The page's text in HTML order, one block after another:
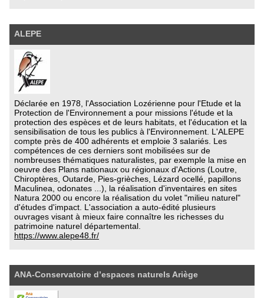
ALEPE
Déclarée en 1978, l'Association Lozérienne pour l'Etude et la
Protection de l'Environnement a pour missions l'étude et la
protection des espèces et de leurs habitats, et l'éducation et la
sensibilisation de tous les publics à l'Environnement. L'ALEPE
compte près de 400 adhérents et emploie 3 salariés. Les
compétences de ces derniers sont mobilisées sur de
nombreuses thématiques naturalistes, par exemple la mise en
oeuvre des Plans nationaux ou régionaux d'Actions (Loutre,
Chiroptères, Outarde, Pies-grièches, Lézard ocellé, papillons
Maculinea, odonates ...), la réalisation d'inventaires en sites
Natura 2000 ou encore la réalisation du volet "milieu naturel"
d'études d'impact. L'association a auto-édité plusieurs
ouvrages visant à mieux faire connaître les richesses du
patrimoine naturel départemental.
https://www.alepe48.fr/
ANA-Conservatoire d’espaces naturels Ariège